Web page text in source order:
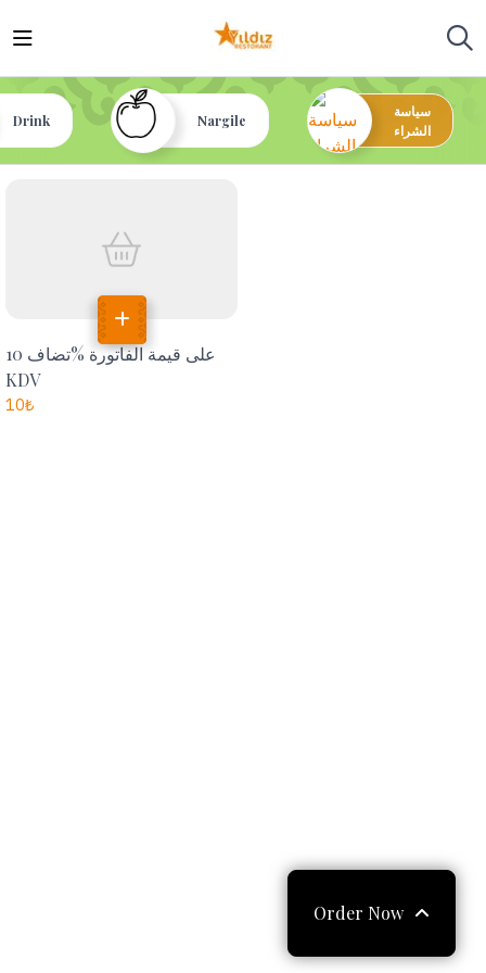
Drink Nargile
سياسة
الشراء
تضاف 10‎%‎ على قيمة الفاتورة
KDV
10₺
Order Now